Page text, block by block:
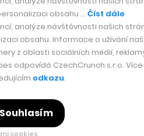
AI
a nápad – stále větší tlak je na
pak český Resistant AI, který
době, kdy se startupy v
obsahu … Číst dále
analýze návštěvnosti našich
obsahu. Informace o užívání
z oblasti sociálních médií,
odpovídá CzechCrunch s.r.o. Více
odkazu.
Souhlasím
cookies